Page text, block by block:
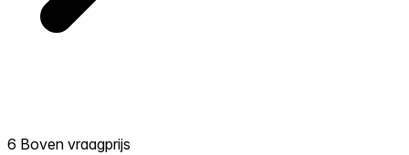
6 Boven vraagprijs